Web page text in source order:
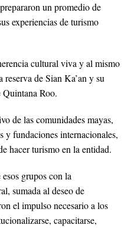
un promedio de
experiencias de turismo
cultural viva y al mismo
de Sian Ka’an y su
Quintana Roo.
de las comunidades mayas,
y fundaciones internacionales,
hacer turismo en la entidad.
grupos con la
sumada al deseo de
el impulso necesario a los
capacitarse,